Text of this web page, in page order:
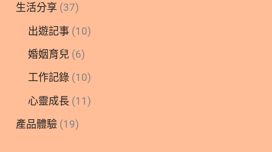
生活分享 (37)
出遊記事 (10)
婚姻育兒 (6)
工作記錄 (10)
心靈成長 (11)
產品體驗 (19)